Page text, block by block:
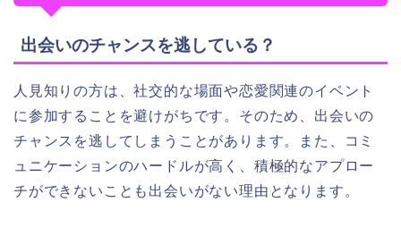
出会いのチャンスを逃している？
人見知りの方は、社交的な場面や恋愛関連のイベント
に参加することを避けがちです。そのため、出会いの
チャンスを逃してしまうことがあります。また、コミ
ュニケーションのハードルが高く、積極的なアプロー
チができないことも出会いがない理由となります。